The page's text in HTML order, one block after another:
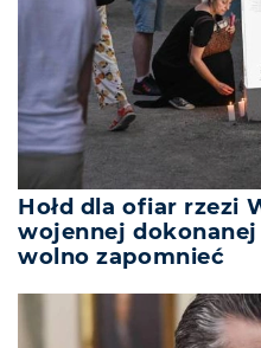
Hołd dla ofiar rzezi
wojennej
wolno zapomnieć